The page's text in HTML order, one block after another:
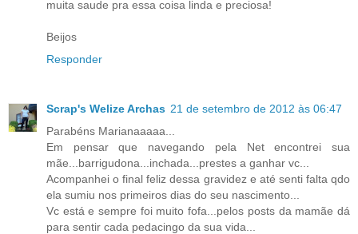
muita saude pra essa coisa linda e preciosa!
Beijos
Responder
Scrap's Welize Archas 21 de setembro de 2012 às 06:47
Parabéns Marianaaaaa...
Em pensar que navegando pela Net encontrei sua
mãe...barrigudona...inchada...prestes a ganhar vc...
Acompanhei o final feliz dessa gravidez e até senti falta qdo
ela sumiu nos primeiros dias do seu nascimento...
Vc está e sempre foi muito fofa...pelos posts da mamãe dá
para sentir cada pedacingo da sua vida...